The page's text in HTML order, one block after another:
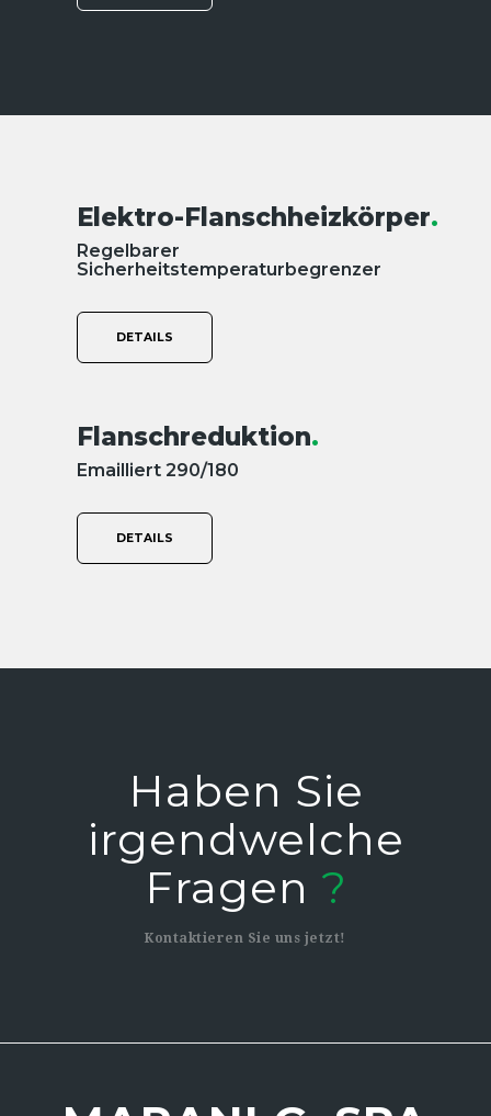
Elektro-Flanschheizkörper.
Regelbarer
Sicherheitstemperaturbegrenzer
DETAILS
Flanschreduktion.
Emailliert 290/180
DETAILS
haben Sie
irgendwelche
Fragen ?
Kontaktieren Sie uns jetzt!